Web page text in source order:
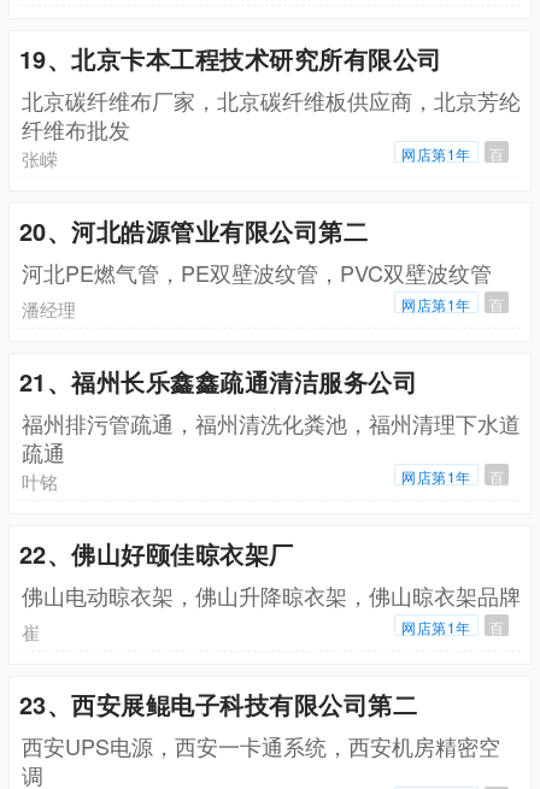
19、北京卡本工程技术研究所有限公司
北京碳纤维布厂家，北京碳纤维板供应商，北京芳纶
纤维布批发
张嵘 网店第1年 百
20、河北皓源管业有限公司第二
河北PE燃气管，PE双壁波纹管，PVC双壁波纹管
潘经理 网店第1年 百
21、福州长乐鑫鑫疏通清洁服务公司
福州排污管疏通，福州清洗化粪池，福州清理下水道
疏通
叶铭 网店第1年 百
22、佛山好颐佳晾衣架厂
佛山电动晾衣架，佛山升降晾衣架，佛山晾衣架品牌
崔 网店第1年 百
23、西安展鲲电子科技有限公司第二
西安UPS电源，西安一卡通系统，西安机房精密空
调